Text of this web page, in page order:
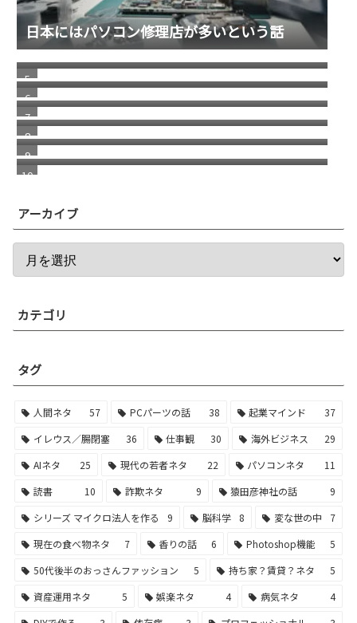
日本にはパソコン修理店が多いという話
2026/1 Update Paypal／ペイパルで月末残高
（入金）を確認する方法 リニューアル版
消えた スコッチブランドの 貼ってはがせるテ
ープ
車が語る お金持ちの概念
福岡銀行の相次ぐ不祥事
きっかけはチャラいドラマだった
普通郵便が物凄く遅い
アーカイブ
カテゴリ
タグ
人間ネタ 57 PCパーツの話 38 起業マインド
37
イレウス／腸閉塞
36 仕事観 30 海外ビジネス
29
AIネタ
25 現代の若者ネタ 22 パソコンネタ
11
読書
10 詐欺ネタ 9 猿田彦神社の話
9
シリーズ マイクロ法人を作る
9 脳科学 8 変な世の中
7
現在の食べ物ネタ
7 香りの話 6 Photoshop機能
5
50代後半のおっさんファッション
5 持ち家？賃貸？ネタ
5
資産運用ネタ
5 娯楽ネタ 4 病気ネタ
4